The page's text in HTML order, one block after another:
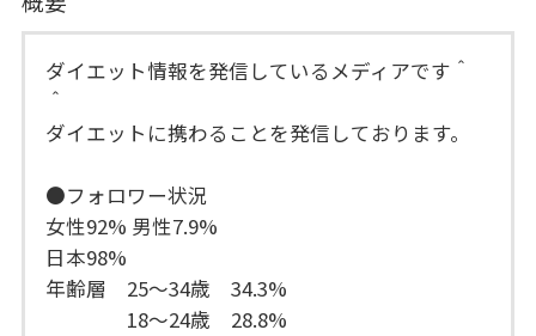
ダイエット情報を発信しているメディアです＾
＾
ダイエットに携わることを発信しております。
●フォロワー状況
女性92% 男性7.9%
日本98%
年齢層 25〜34歳 34.3%
18〜24歳 28.8%